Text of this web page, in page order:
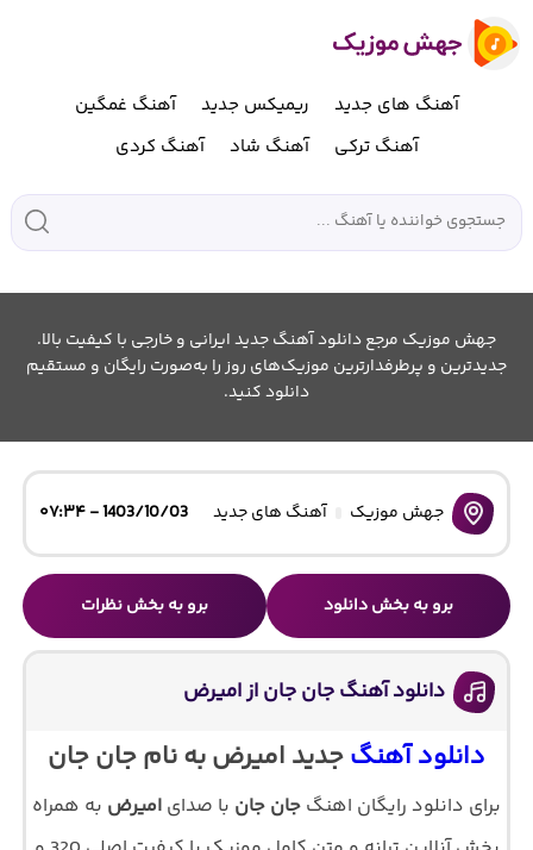
آهنگ های جدید ریمیکس جدید
آهنگ غمگین
آهنگ ترکی
آهنگ شاد آهنگ کردی
جهش موزیک مرجع دانلود آهنگ جدید ایرانی و خارجی با کیفیت بالا.
جدیدترین و پرطرفدارترین موزیک‌های روز را به‌صورت رایگان و مستقیم
دانلود کنید.
جهش موزیک آهنگ های جدید 1403/10/03 - ۰۷:۳۴
برو به بخش دانلود برو به بخش نظرات
دانلود آهنگ جان جان از امیرض
دانلود آهنگجدید امیرض به نام جان جان
برای دانلود رایگان اهنگ جان جان با صدای امیرض به همراه